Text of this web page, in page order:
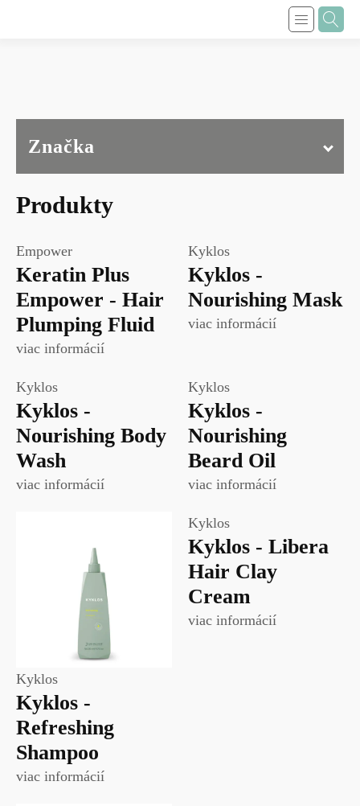
Značka
Produkty
Empower
Keratin Plus
Empower - Hair
Plumping Fluid
viac informácií
Kyklos
Kyklos -
Nourishing Mask
viac informácií
Kyklos
Kyklos -
Nourishing Body
Wash
viac informácií
Kyklos
Kyklos -
Nourishing
Beard Oil
viac informácií
Kyklos
Kyklos -
Refreshing
Shampoo
viac informácií
Kyklos
Kyklos - Libera
Hair Clay
Cream
viac informácií